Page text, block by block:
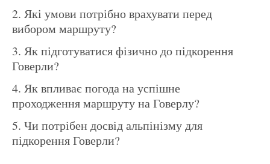
Які умови потрібно врахувати перед
вибором маршруту?
Як підготуватися фізично до підкорення
Говерли?
Як впливає погода на успішне
проходження маршруту на Говерлу?
Чи потрібен досвід альпінізму для
підкорення Говерли?